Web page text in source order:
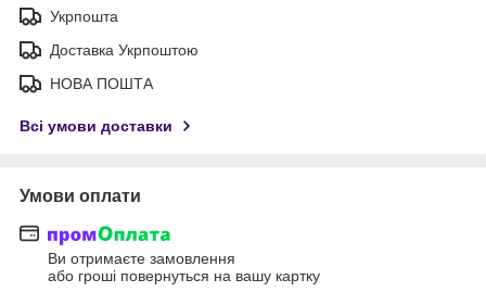
Укрпошта
Доставка Укрпоштою
НОВА ПОШТА
Всі умови доставки
Умови оплати
Ви отримаєте замовлення
або гроші повернуться на вашу картку